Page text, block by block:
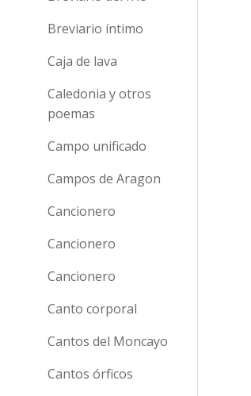
Breviario íntimo
Caja de lava
Caledonia y otros
poemas
Campo unificado
Campos de Aragon
Cancionero
Cancionero
Cancionero
Canto corporal
Cantos del Moncayo
Cantos órficos